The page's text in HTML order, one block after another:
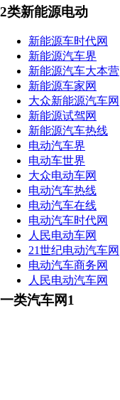
2类新能源电动
新能源车时代网
新能源汽车界
新能源汽车大本营
新能源车家网
大众新能源汽车网
新能源试驾网
新能源汽车热线
电动汽车界
电动车世界
大众电动车网
电动汽车热线
电动汽车在线
电动汽车时代网
人民电动车网
21世纪电动汽车网
电动汽车商务网
人民电动汽车网
一类汽车网1